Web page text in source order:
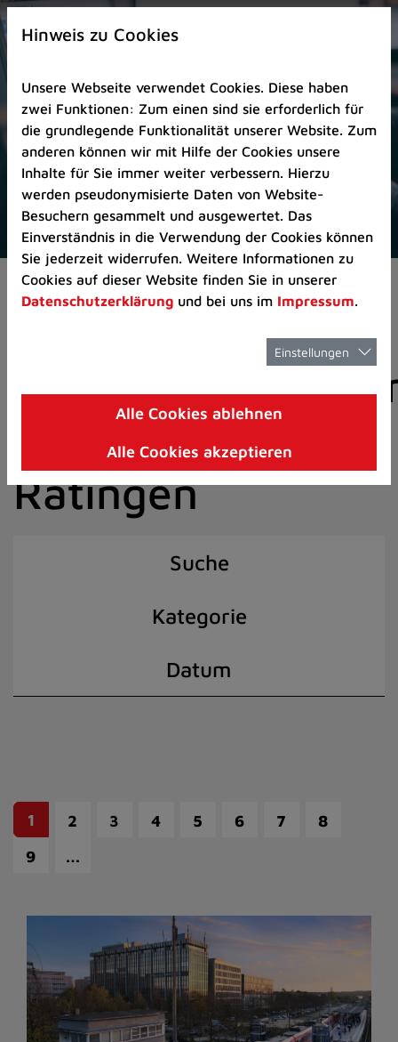
Zur
Startseite
Zum
Seitenanfang
springen
(Schnelltaste
A)
Zur
Navigation/Menü
springen
(Schnelltaste
M)
Zur
8)
I)
Aktuelles Pressemitteilungen
der Stadt
Ratingen
Suche
Kategorie
Datum
1 2 3 4 5 6 7
8
9
…
Hinweis zu Cookies
Unsere Webseite verwendet Cookies. Diese haben
zwei Funktionen: Zum einen sind sie erforderlich für
die grundlegende Funktionalität unserer Website. Zum
anderen können wir mit Hilfe der Cookies unsere
Inhalte für Sie immer weiter verbessern. Hierzu
werden pseudonymisierte Daten von Website-
Besuchern gesammelt und ausgewertet. Das
Einverständnis in die Verwendung der Cookies können
Sie jederzeit widerrufen. Weitere Informationen zu
Cookies auf dieser Website finden Sie in unserer
Datenschutzerklärung und bei uns im Impressum.
Einstellungen
Alle Cookies ablehnen
Alle Cookies akzeptieren